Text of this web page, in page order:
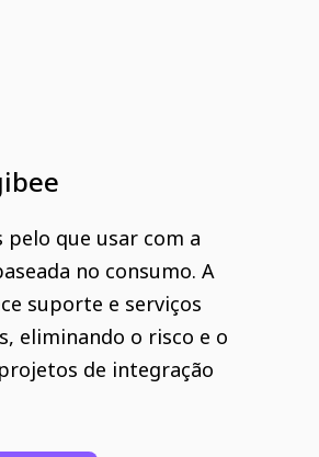
pelo que usar com a
no consumo. A
suporte e serviços
eliminando o risco e o
de integração